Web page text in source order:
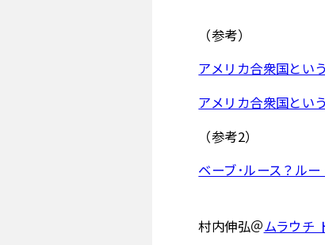
（参考）
アメリカ合衆国とい
アメリカ合衆国と
（参考2）
ベーブ･ルース？ル
村内伸弘＠ムラウチ